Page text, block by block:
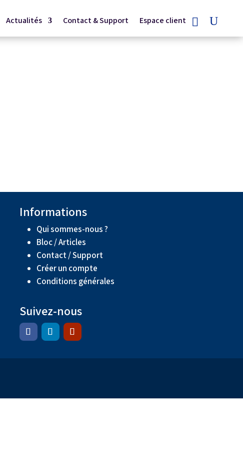
Actualités Contact & Support Espace client
Informations
Qui sommes-nous ?
Bloc / Articles
Contact / Support
Créer un compte
Conditions générales
Suivez-nous